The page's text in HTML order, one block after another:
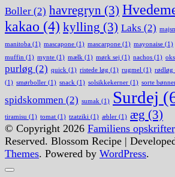
Boller (2) havregryn (3)
kakao (4) kylling (3) Laks (2)
manitoba (1) mascapone (1) mascarpone (1) mayonaise (1)
muffin (1) mynte (1) mælk (1) mørk sej (1) nachos (1)
purløg (2) quick (1) ristede løg (1) rugmel (1) rødløg
(1) smørboller (1) snack (1) solsikkekerner (1) sorte
spidskommen (2) sumak (1) Surdej
tiramisu (1) tomat (1) tzatziki (1) æbler (1) æg (3)
© Copyright 2026 Familiens opskrifter
Reserved. Blossom Recipe |
Themes. Powered by WordPress.